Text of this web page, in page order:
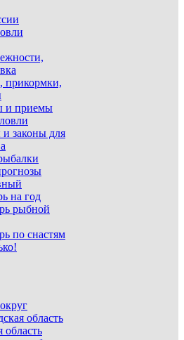
прикормки,
и приемы
законы для
на год
рыбной
по снастям
область
область